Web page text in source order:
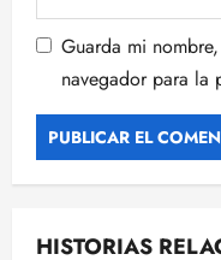
Guarda mi
navegador para la
HISTORIAS